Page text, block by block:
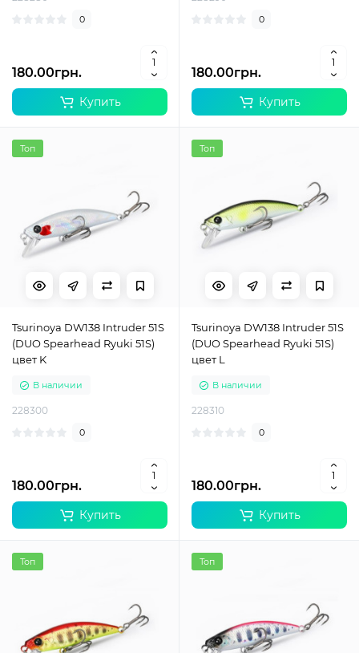
0
180.00грн.
Купить
0
180.00грн.
Купить
Топ
Tsurinoya DW138 Intruder 51S
(DUO Spearhead Ryuki 51S)
цвет K
В наличии
228300
0
180.00грн.
Купить
Топ
Tsurinoya DW138 Intruder 51S
(DUO Spearhead Ryuki 51S)
цвет L
В наличии
228310
0
180.00грн.
Купить
Топ Топ